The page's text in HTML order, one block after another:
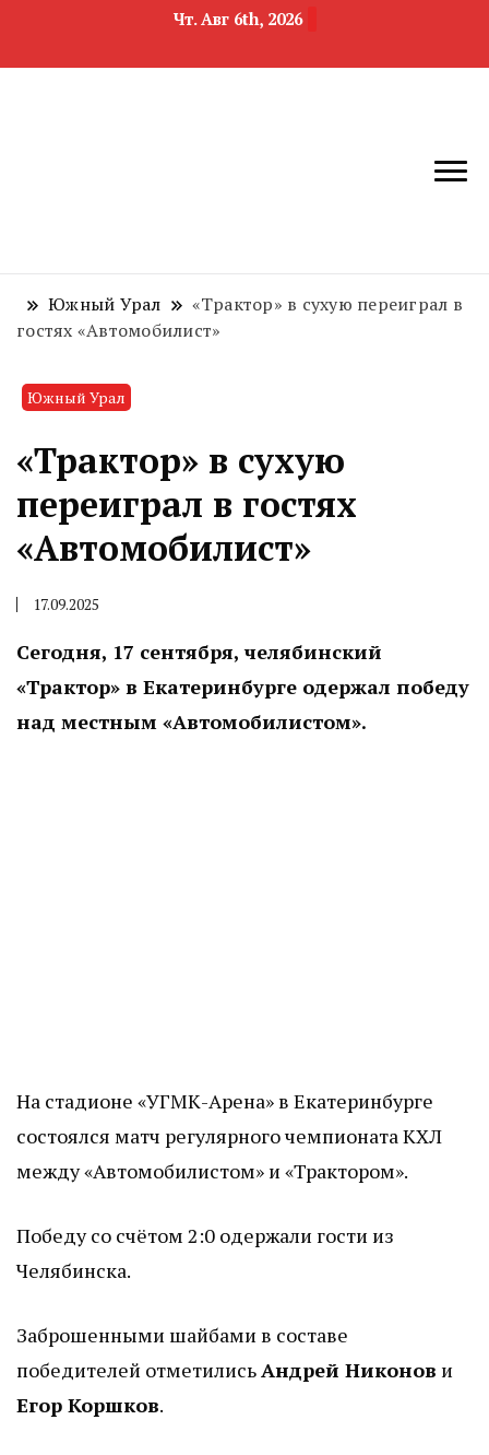
Чт. Авг 6th, 2026
область
Южный Урал
«Трактор» в сухую переиграл в
гостях «Автомобилист»
Южный Урал
«Трактор» в сухую
переиграл в гостях
«Автомобилист»
17.09.2025
Сегодня, 17 сентября, челябинский
«Трактор» в Екатеринбурге одержал победу
над местным «Автомобилистом».
На стадионе «УГМК-Арена» в Екатеринбурге
состоялся матч регулярного чемпионата КХЛ
между «Автомобилистом» и «Трактором».
Победу со счётом 2:0 одержали гости из
Челябинска.
Заброшенными шайбами в составе
победителей отметилисьАндрей Никонов и
Егор Коршков.